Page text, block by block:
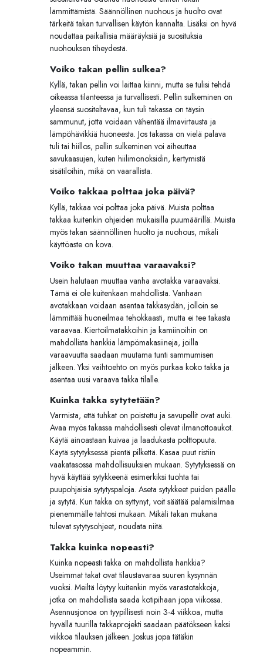
lämmittämistä. Säännöllinen nuohous ja huolto ovat
tärkeitä takan turvallisen käytön kannalta. Lisäksi on hyvä
noudattaa paikallisia määräyksiä ja suosituksia
nuohouksen tiheydestä.
Voiko takan pellin sulkea?
Kyllä, takan pellin voi laittaa kiinni, mutta se tulisi tehdä
oikeassa tilanteessa ja turvallisesti. Pellin sulkeminen on
yleensä suositeltavaa, kun tuli takassa on täysin
sammunut, jotta voidaan vähentää ilmavirtausta ja
lämpöhävikkiä huoneesta. Jos takassa on vielä palava
tuli tai hiillos, pellin sulkeminen voi aiheuttaa
savukaasujen, kuten hiilimonoksidin, kertymistä
sisätiloihin, mikä on vaarallista.
Voiko takkaa polttaa joka päivä?
Kyllä, takkaa voi polttaa joka päivä. Muista polttaa
takkaa kuitenkin ohjeiden mukaisilla puumäärillä. Muista
myös takan säännöllinen huolto ja nuohous, mikäli
käyttöaste on kova.
Voiko takan muuttaa varaavaksi?
Usein halutaan muuttaa vanha avotakka varaavaksi.
Tämä ei ole kuitenkaan mahdollista. Vanhaan
avotakkaan voidaan asentaa takkasydän, jolloin se
lämmittää huoneilmaa tehokkaasti, mutta ei tee takasta
varaavaa. Kiertoilmatakkoihin ja kamiinoihin on
mahdollista hankkia lämpömakasiineja, joilla
varaavuutta saadaan muutama tunti sammumisen
jälkeen. Yksi vaihtoehto on myös purkaa koko takka ja
asentaa uusi varaava takka tilalle.
Kuinka takka sytytetään?
Varmista, että tuhkat on poistettu ja savupellit ovat auki.
Avaa myös takassa mahdollisesti olevat ilmanottoaukot.
Käytä ainoastaan kuivaa ja laadukasta polttopuuta.
Käytä sytytyksessä pientä pilkettä. Kasaa puut ristiin
vaakatasossa mahdollisuuksien mukaan. Sytytyksessä on
hyvä käyttää sytykkeenä esimerkiksi tuohta tai
puupohjaisia sytytyspaloja. Aseta sytykkeet puiden päälle
ja sytytä. Kun takka on syttynyt, voit säätää palamisilmaa
pienemmälle tahtosi mukaan. Mikäli takan mukana
tulevat sytytysohjeet, noudata niitä.
Takka kuinka nopeasti?
Kuinka nopeasti takka on mahdollista hankkia?
Useimmat takat ovat tilaustavaraa suuren kysynnän
vuoksi. Meiltä löytyy kuitenkin myös varastotakkoja,
jotka on mahdollista saada kotipihaan jopa viikossa.
Asennusjonoa on tyypillisesti noin 3-4 viikkoa, mutta
hyvällä tuurilla takkaprojekti saadaan päätökseen kaksi
viikkoa tilauksen jälkeen. Joskus jopa tätäkin
nopeammin.